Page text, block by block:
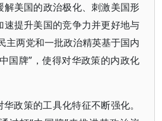
解美国的政治极化、刺激美国形
速提升美国的竞争力并更好地与
主两党和一批政治精英基于国内
国牌”，使得对华政策的内政化
政策的工具化特征不断强化。